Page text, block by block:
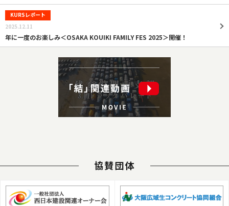
KURSレポート
2025.12.11
年に一度のお楽しみ＜OSAKA KOUIKI FAMILY FES 2025＞開催！
協賛団体